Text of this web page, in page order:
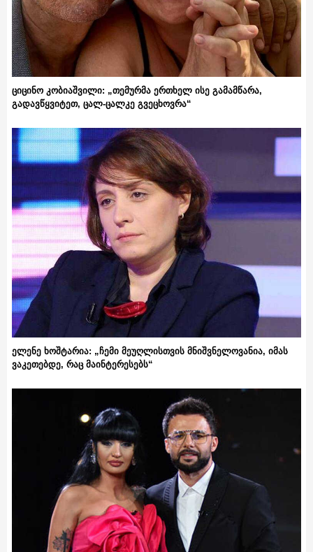
ციცინო კობიაშვილი: „თემურმა ერთხელ ისე გამამწარა,
გადავწყვიტეთ, ცალ-ცალკე გვეცხოვრა“
ელენე ხოშტარია: „ჩემი მეუღლისთვის მნიშვნელოვანია, იმას
ვაკეთებდე, რაც მაინტერესებს“